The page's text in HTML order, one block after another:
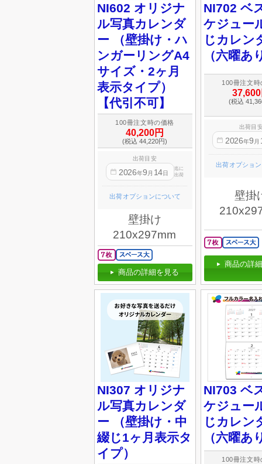
NI602 オリジナ
ル写真カレンダ
ー （壁掛け・ハ
ンガーリングA4
サイズ・2ヶ月
表示タイプ）
【代引不可】
100冊注文時の価格
40,200円
(税込 44,220円)
出荷目安
2026年9 月 14日
迄に
出荷
出荷オプションについて
壁掛け
210x297mm
商品の詳細を見る
NI702 ベ
ケジュー
じカレン
（六曜あ
100冊注文時
(税込
出荷目
2026年9 月
出荷オプショ
壁掛
商品の詳
NI307 オリジナ
ル写真カレンダ
ー （壁掛け・中
綴じ1ヶ月表示タ
イプ）
NI703 ベ
ケジュー
じカレン
（六曜あ
100冊注文時